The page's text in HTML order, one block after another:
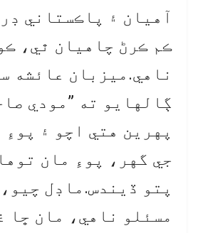
آهيان ۽ پاڪستاني
ڪم ڪرڻ چاهيان ٿي،
ناهي.ميزبان عائشه
ڳالهايو ته ”مودي
پهرين هتي اچو ۽ پوءِ
جي گهر، پوءِ مان
پتو ڏيندس.ماڊل چيو،
مسئلو ناهي، مان ڇا